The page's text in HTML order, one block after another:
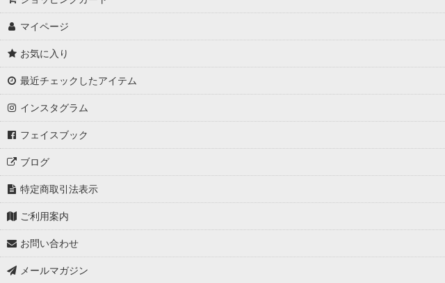
マイページ
お気に入り
最近チェックしたアイテム
インスタグラム
フェイスブック
ブログ
特定商取引法表示
ご利用案内
お問い合わせ
メールマガジン